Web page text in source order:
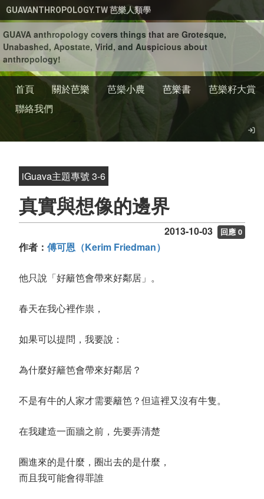
移至主內容
GUAVANTHROPOLOGY.TW 芭樂人類學
GUAVA anthropology covers things that are Grotesque,
Unabashed, Apostate, Virid, and Auspicious about
anthropology!
首頁 關於芭樂 芭樂小農 芭樂書
芭樂籽大賞
聯絡我們
iGuava主題專號 3-6
真實與想像的邊界
2013-10-03 回應 0
作者： 傅可恩（Kerim Friedman）
他只說「好籬笆會帶來好鄰居」。
春天在我心裡作祟，
如果可以提問，我要說：
為什麼好籬笆會帶來好鄰居？
不是有牛的人家才需要籬笆？但這裡又沒有牛隻。
在我建造一面牆之前，先要弄清楚
圈進來的是什麼，圈出去的是什麼，
而且我可能會得罪誰